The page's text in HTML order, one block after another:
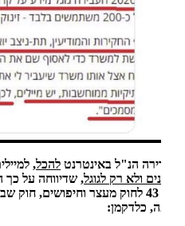
הנ"ל באינטרנטלהכל,למיילים,
ולא רק לגוגל,שדיווחה על כך
חוק 43 לחוק מעצר וחיפושים, חוק
כלדקמן: